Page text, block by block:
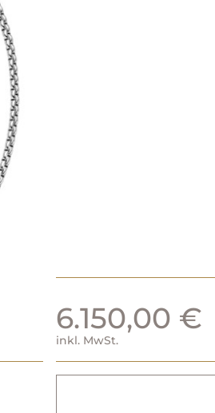
6.150,00 €
inkl. MwSt.